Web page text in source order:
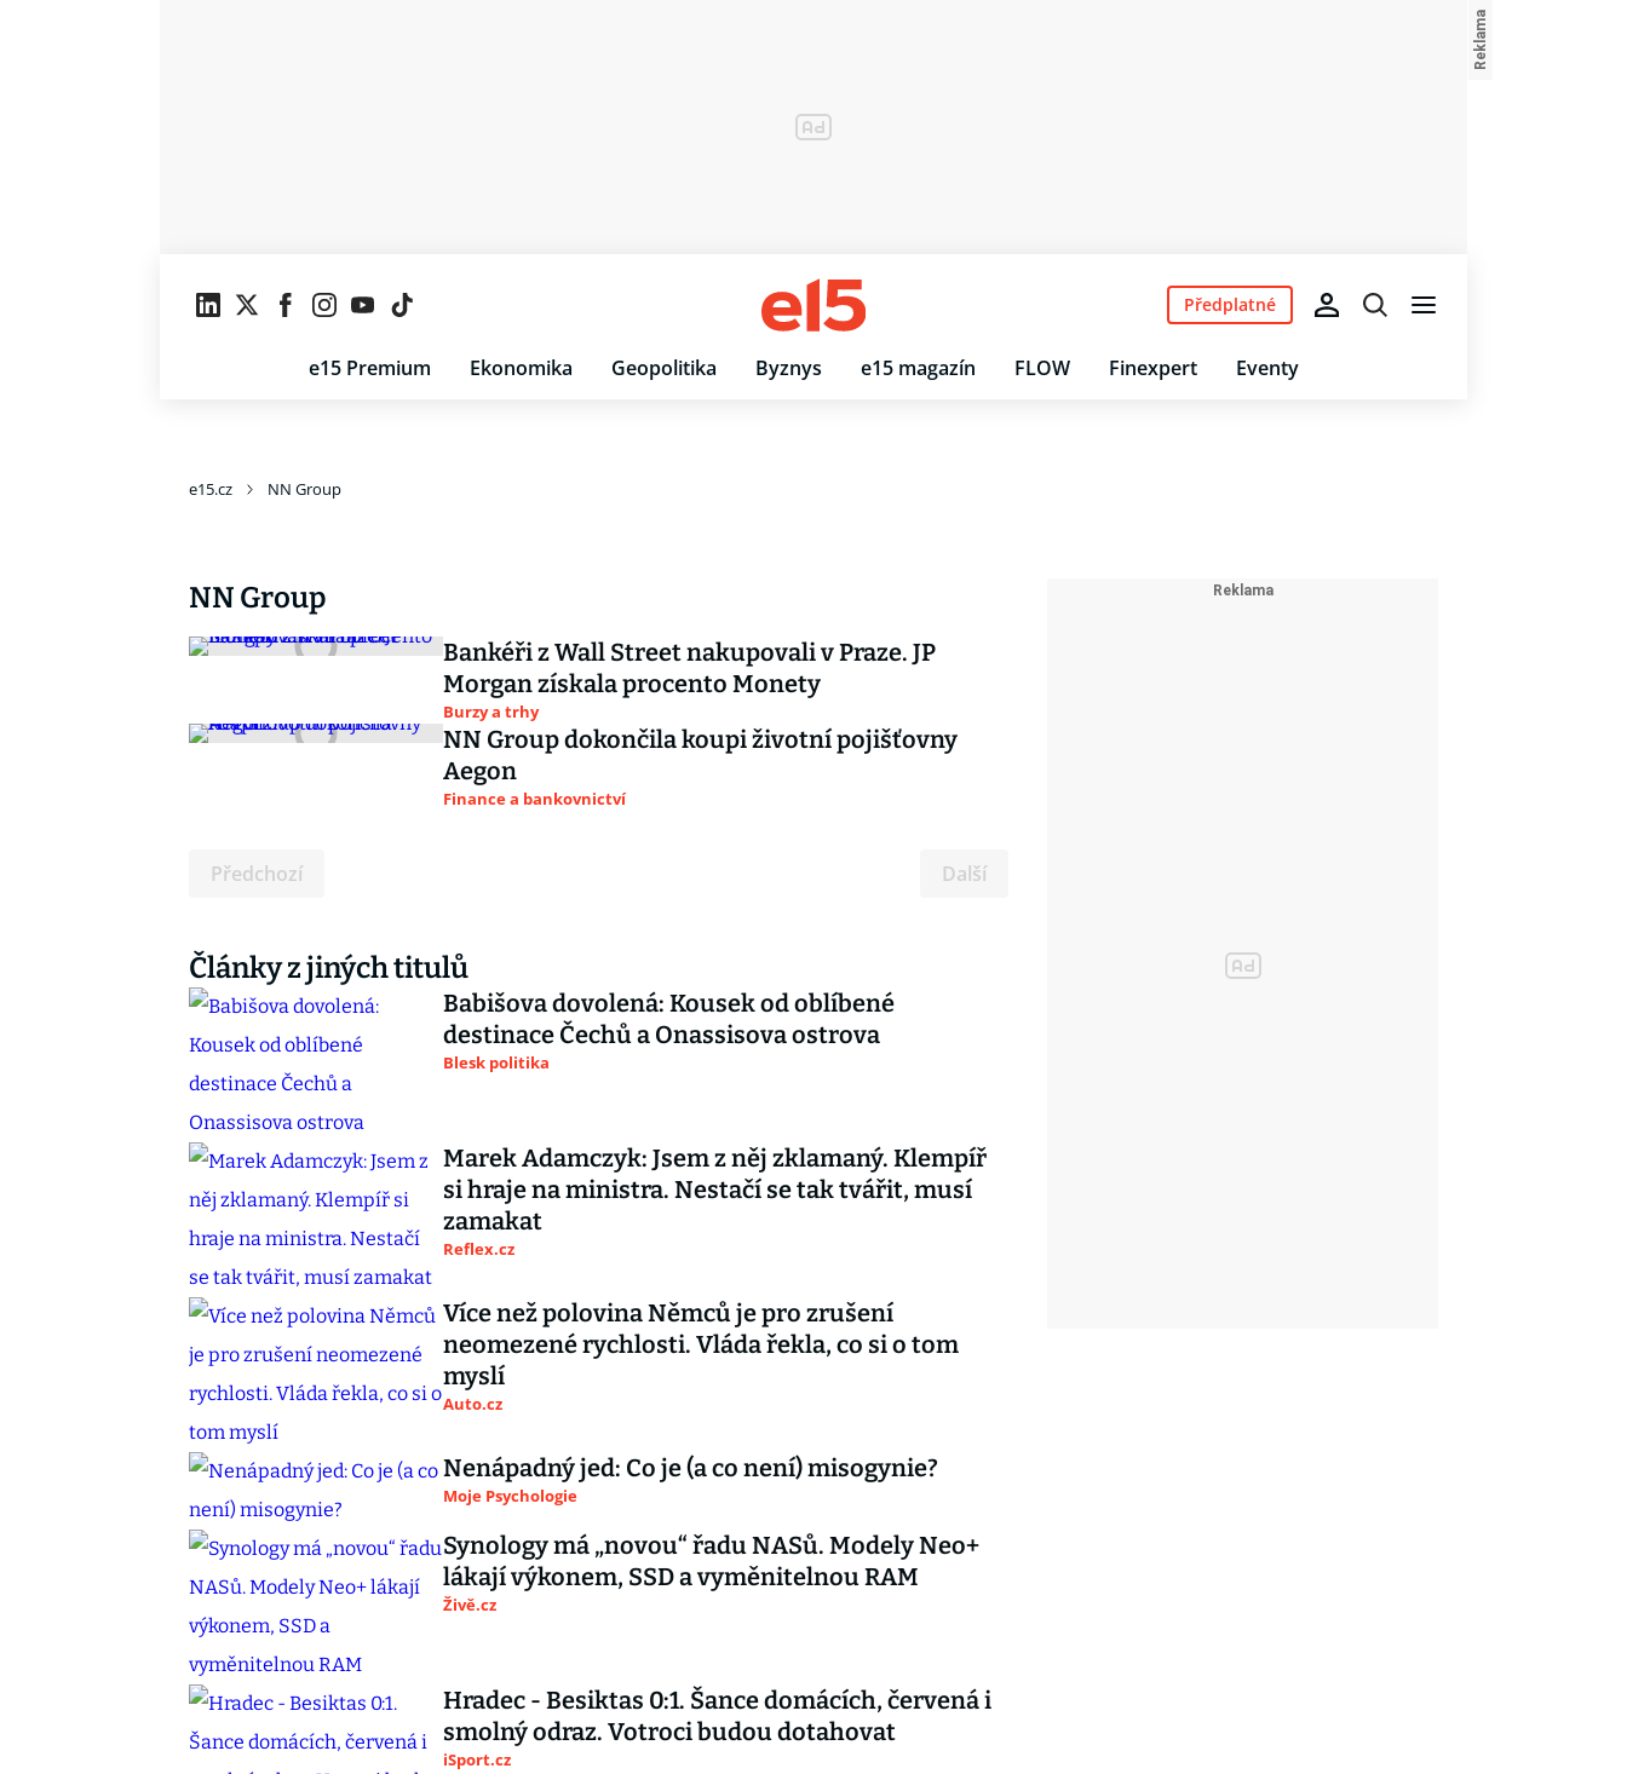
e15 Premium Ekonomika Geopolitika Byznys e15 magazín FLOW Finexpert Eventy
Předplatné
e15.cz NN Group
NN Group
Bankéři z Wall Street nakupovali v Praze. JP
Morgan získala procento Monety
Burzy a trhy
NN Group dokončila koupi životní pojišťovny
Aegon
Finance a bankovnictví
Předchozí Další
Články z jiných titulů
Babišova dovolená: Kousek od oblíbené
destinace Čechů a Onassisova ostrova
Blesk politika
Marek Adamczyk: Jsem z něj zklamaný. Klempíř
si hraje na ministra. Nestačí se tak tvářit, musí
zamakat
Reflex.cz
Více než polovina Němců je pro zrušení
neomezené rychlosti. Vláda řekla, co si o tom
myslí
Auto.cz
Nenápadný jed: Co je (a co není) misogynie?
Moje Psychologie
Synology má „novou“ řadu NASů. Modely Neo+
lákají výkonem, SSD a vyměnitelnou RAM
Živě.cz
Hradec - Besiktas 0:1. Šance domácích, červená i
smolný odraz. Votroci budou dotahovat
iSport.cz